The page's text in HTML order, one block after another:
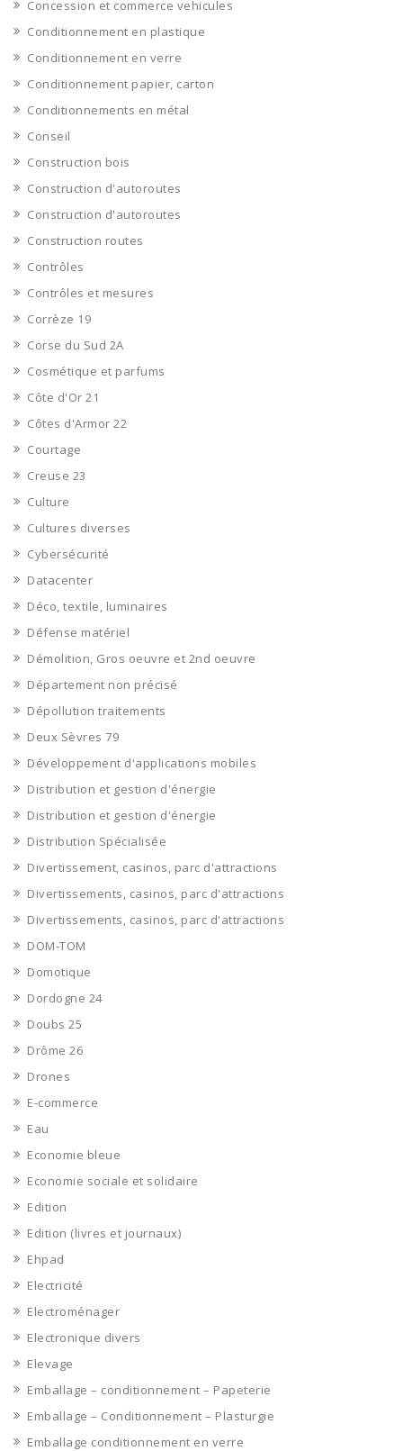
Concession et commerce vehicules
Conditionnement en plastique
Conditionnement en verre
Conditionnement papier, carton
Conditionnements en métal
Conseil
Construction bois
Construction d'autoroutes
Construction d'autoroutes
Construction routes
Contrôles
Contrôles et mesures
Corrèze 19
Corse du Sud 2A
Cosmétique et parfums
Côte d'Or 21
Côtes d'Armor 22
Courtage
Creuse 23
Culture
Cultures diverses
Cybersécurité
Datacenter
Déco, textile, luminaires
Défense matériel
Démolition, Gros oeuvre et 2nd oeuvre
Département non précisé
Dépollution traitements
Deux Sèvres 79
Développement d'applications mobiles
Distribution et gestion d'énergie
Distribution et gestion d'énergie
Distribution Spécialisée
Divertissement, casinos, parc d'attractions
Divertissements, casinos, parc d'attractions
Divertissements, casinos, parc d'attractions
DOM-TOM
Domotique
Dordogne 24
Doubs 25
Drôme 26
Drones
E-commerce
Eau
Economie bleue
Economie sociale et solidaire
Edition
Edition (livres et journaux)
Ehpad
Electricité
Electroménager
Electronique divers
Elevage
Emballage – conditionnement – Papeterie
Emballage – Conditionnement – Plasturgie
Emballage conditionnement en verre